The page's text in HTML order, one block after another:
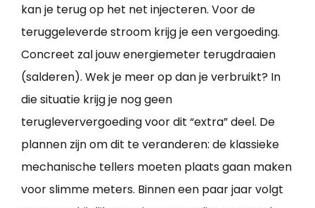
kan je terug op het net injecteren. Voor de
teruggeleverde stroom krijg je een vergoeding.
Concreet zal jouw energiemeter terugdraaien
(salderen). Wek je meer op dan je verbruikt? In
die situatie krijg je nog geen
terugleververgoeding voor dit “extra” deel. De
plannen zijn om dit te veranderen: de klassieke
mechanische tellers moeten plaats gaan maken
voor slimme meters. Binnen een paar jaar volgt